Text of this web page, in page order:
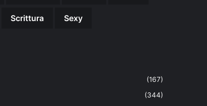
Scrittura Sexy
(167)
(344)